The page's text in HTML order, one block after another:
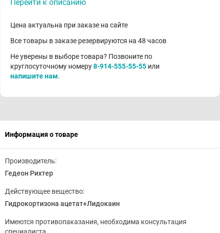
Перейти к описанию
Цена актуальна при заказе на сайте
Все товары в заказе резервируются на 48 часов
Не уверены в выборе товара? Позвоните по
круглосуточному номеру8-914-555-55-55 или
напишите нам.
Информация о товаре
Производитель:
Гедеон Рихтер
Действующее вещество:
Гидрокортизона ацетат+Лидокаин
Имеются противопаказания, необходима консультация